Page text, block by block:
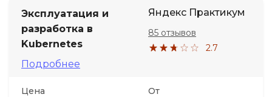
Эксплуатация и
разработка в
Kubernetes
Подробнее
Яндекс Практикум
2.7
85 отзывов
Цена От